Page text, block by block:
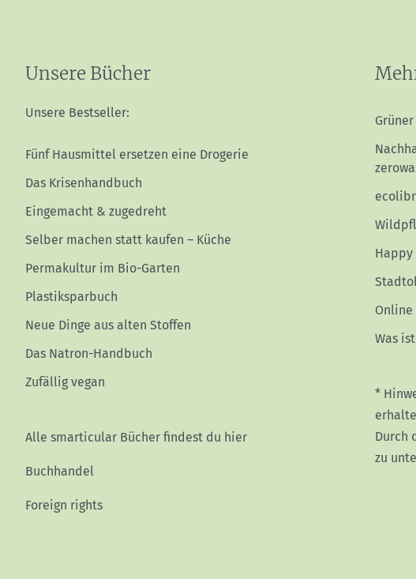
Unsere Bücher
Unsere Bestseller:
Fünf Hausmittel ersetzen eine Drogerie
Das Krisenhandbuch
Eingemacht & zugedreht
Selber machen statt kaufen – Küche
Permakultur im Bio-Garten
Plastiksparbuch
Neue Dinge aus alten Stoffen
Das Natron-Handbuch
Zufällig vegan
Alle smarticular Bücher findest du hier
Buchhandel
Foreign rights
Was
*
Durch
zu